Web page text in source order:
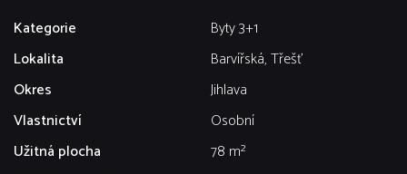
Kategorie
Byty 3+1
Lokalita
Barvířská, Třešť
Okres
Jihlava
Vlastnictví
Osobní
Užitná plocha
78 m²